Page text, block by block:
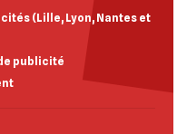
(Lille, Lyon, Nantes et
publicité